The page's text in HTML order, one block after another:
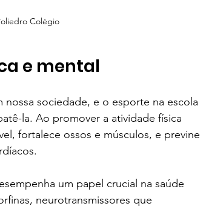
Colégio
e mental
sociedade, e o esporte na escola
la. Ao promover a atividade física
fortalece ossos e músculos, e previne
um papel crucial na saúde
neurotransmissores que